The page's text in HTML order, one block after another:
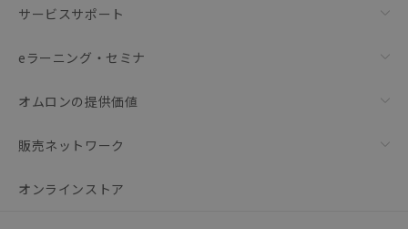
サービスサポート
eラーニング・セミナ
オムロンの提供価値
販売ネットワーク
オンラインストア